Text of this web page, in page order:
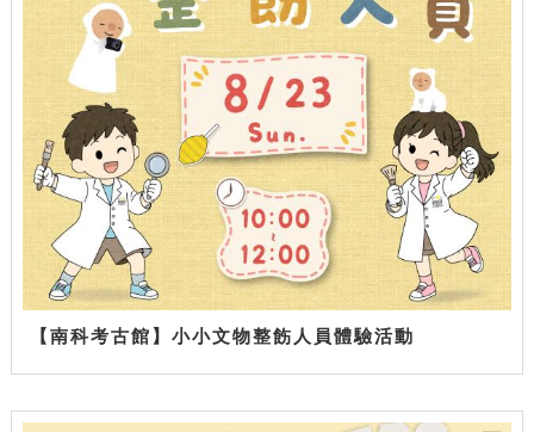
【南科考古館】小小文物整飭人員體驗活動